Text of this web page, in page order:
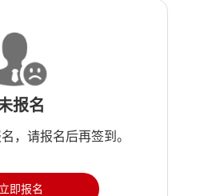
报名
，请报名后再签到。
立即报名